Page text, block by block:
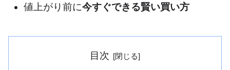
値上がり前に今すぐできる賢い買い方
目次